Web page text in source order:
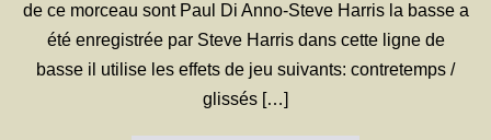
de ce morceau sont Paul Di Anno-Steve Harris la basse a
été enregistrée par Steve Harris dans cette ligne de
basse il utilise les effets de jeu suivants: contretemps /
glissés […]